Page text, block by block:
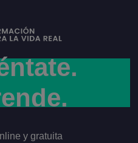
y gratuita